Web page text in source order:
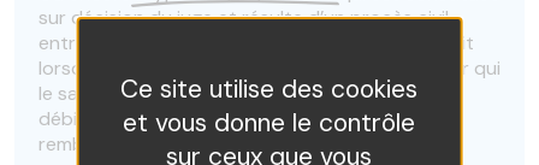
sur décision du juge et résulte d’un procès civil
entre un créancier et un débiteur. Cela se produit
lorsque le débiteur n’a pas payé et son créancier qui
le saisit dans un procès pour contraindre le
débiteur à tenir son engagement de
remboursement.
Ce site utilise des cookies
et vous donne le contrôle
sur ceux que vous